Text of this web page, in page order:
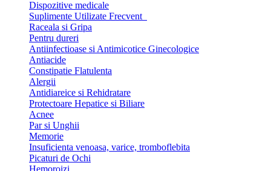
Dispozitive medicale
Suplimente Utilizate Frecvent
Raceala si Gripa
Pentru dureri
Antiinfectioase si Antimicotice Ginecologice
Antiacide
Constipatie Flatulenta
Alergii
Antidiareice si Rehidratare
Protectoare Hepatice si Biliare
Acnee
Par si Unghii
Memorie
Insuficienta venoasa, varice, tromboflebita
Picaturi de Ochi
Hemoroizi